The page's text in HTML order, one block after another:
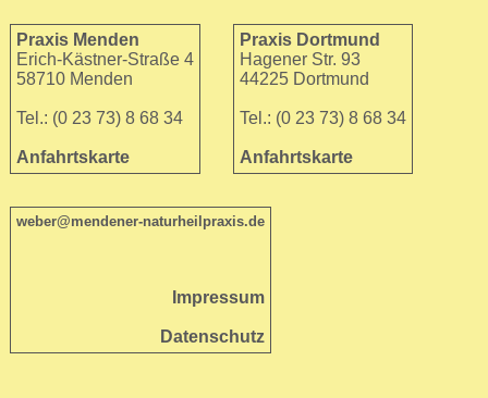
Praxis Menden
Erich-Kästner-Straße 4
58710 Menden
Tel.: (0 23 73) 8 68 34
Anfahrtskarte
Praxis Dortmund
Hagener Str. 93
44225 Dortmund
Tel.: (0 23 73) 8 68 34
Anfahrtskarte
weber@mendener-naturheilpraxis.de
Impressum
Datenschutz